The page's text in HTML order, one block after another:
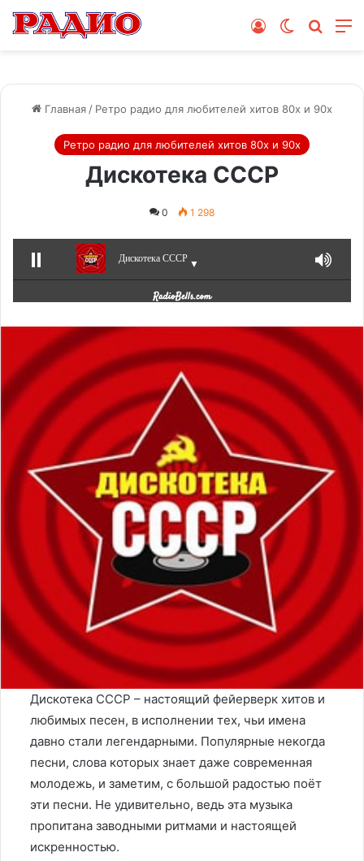
Switch skin
Войти
Главная / Ретро радио для любителей хитов 80х и 90х
Ретро радио для любителей хитов 80х и 90х
Дискотека СССР
0 1 298
Дискотека СССР ▼
Дискотека СССР – настоящий фейерверк хитов и
любимых песен, в исполнении тех, чьи имена
давно стали легендарными. Популярные некогда
песни, слова которых знает даже современная
молодежь, и заметим, с большой радостью поёт
эти песни. Не удивительно, ведь эта музыка
пропитана заводными ритмами и настоящей
искренностью.